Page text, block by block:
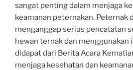
sangat penting dalam menjaga
keamanan peternakan. Peternak
menganggap serius pencatatan
hewan ternak dan menggunakan
didapat dari Berita Acara
menjaga kesehatan dan